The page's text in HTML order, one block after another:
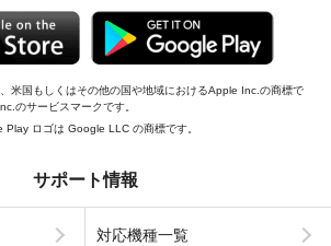
米国もしくはその他の国や地域におけるApple Inc.の商標で
のサービスマークです。
ロゴは Google LLC の商標です。
サポート情報
対応機種一覧